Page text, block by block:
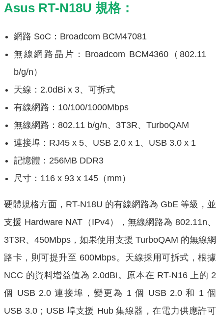
Asus RT-N18U 規格：
網路 SoC：Broadcom BCM47081
無線網路晶片：Broadcom BCM4360（802.11
b/g/n）
天線：2.0dBi x 3、可拆式
有線網路：10/100/1000Mbps
無線網路：802.11 b/g/n、3T3R、TurboQAM
連接埠：RJ45 x 5、USB 2.0 x 1、USB 3.0 x 1
記憶體：256MB DDR3
尺寸：116 x 93 x 145（mm）
硬體規格方面，RT-N18U 的有線網路為 GbE 等級，並
支援 Hardware NAT（IPv4），無線網路為 802.11n、
3T3R、450Mbps，如果使用支援 TurboQAM 的無線網
路卡，則可提升至 600Mbps。天線採用可拆式，根據
NCC 的資料增益值為 2.0dBi。原本在 RT-N16 上的 2
個 USB 2.0 連接埠，變更為 1 個 USB 2.0 和 1 個
USB 3.0；USB 埠支援 Hub 集線器，在電力供應許可